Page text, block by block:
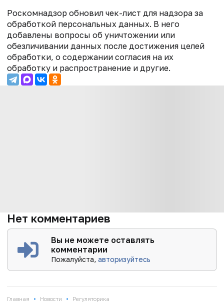
Роскомнадзор обновил чек-лист для надзора за
обработкой персональных данных. В него
добавлены вопросы об уничтожении или
обезличивании данных после достижения целей
обработки, о содержании согласия на их
обработку и распространение и другие.
Нет комментариев
Вы не можете оставлять
комментарии
Пожалуйста,авторизуйтесь
Главная • Новости • Регуляторика